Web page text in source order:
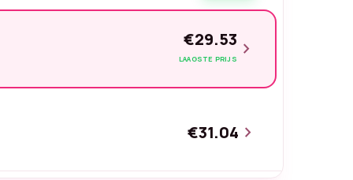
€29.53
LAAGSTE PRIJS chevron_right
€31.04 chevron_right